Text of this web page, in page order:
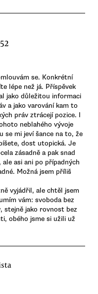
se. Konkrétní
lépe než já. Příspěvek
jako důležitou informaci
a jako varování kam to
práv ztrácejí pozice. I
neblahého vývoje
se mi jeví šance na to, že
dost utopická. Je
zásadně a pak snad
asi ani po případných
Možná jsem příliš
vyjádřil, ale chtěl jsem
vám: svoboda bez
stejně jako rovnost bez
obého jsme si užili už